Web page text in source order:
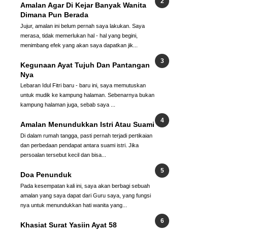
Amalan Agar Di Kejar Banyak Wanita
Dimana Pun Berada
Jujur, amalan ini belum pernah saya lakukan. Saya
merasa, tidak memerlukan hal - hal yang begini,
menimbang efek yang akan saya dapatkan jik...
Kegunaan Ayat Tujuh Dan Pantangan
Nya
Lebaran Idul Fitri baru - baru ini, saya memutuskan
untuk mudik ke kampung halaman. Sebenarnya bukan
kampung halaman juga, sebab saya ...
Amalan Menundukkan Istri Atau Suami
Di dalam rumah tangga, pasti pernah terjadi pertikaian
dan perbedaan pendapat antara suami istri. Jika
persoalan tersebut kecil dan bisa...
Doa Penunduk
Pada kesempatan kali ini, saya akan berbagi sebuah
amalan yang saya dapat dari Guru saya, yang fungsi
nya untuk menundukkan hati wanita yang...
Khasiat Surat Yasiin Ayat 58